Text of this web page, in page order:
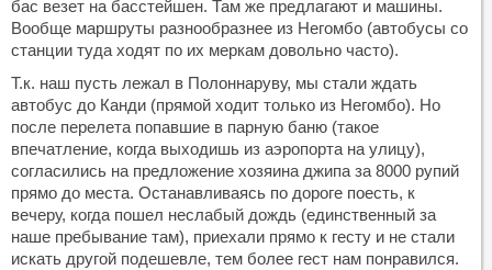
бас везет на басстейшен. Там же предлагают и машины.
Вообще маршруты разнообразнее из Негомбо (автобусы со
станции туда ходят по их меркам довольно часто).
Т.к. наш пусть лежал в Полоннаруву, мы стали ждать
автобус до Канди (прямой ходит только из Негомбо). Но
после перелета попавшие в парную баню (такое
впечатление, когда выходишь из аэропорта на улицу),
согласились на предложение хозяина джипа за 8000 рупий
прямо до места. Останавливаясь по дороге поесть, к
вечеру, когда пошел неслабый дождь (единственный за
наше пребывание там), приехали прямо к гесту и не стали
искать другой подешевле, тем более гест нам понравился.